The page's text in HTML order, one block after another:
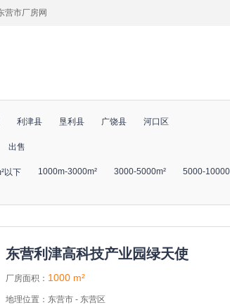
市厂房网
利津县 垦利县 广饶县 河口区
出售
以下 1000m-3000m² 3000-5000m² 5000-
东营利津高科技产业园绿天使
厂房面积： 1000 m²
地理位置：东营市 - 东营区